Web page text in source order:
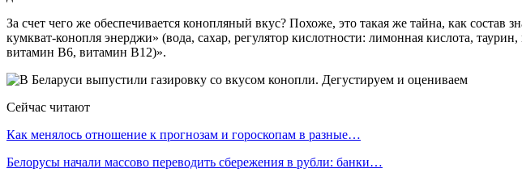
За счет чего же обеспечивается конопляный вкус? Похоже, это такая же тайна, как состав
кумкват-конопля энерджи» (вода, сахар, регулятор кислотности: лимонная кислота,
витамин В6, витамин В12)».
Сейчас читают
Как менялось отношение к прогнозам и гороскопам в разные…
Белорусы начали массово переводить сбережения в рубли: банки…